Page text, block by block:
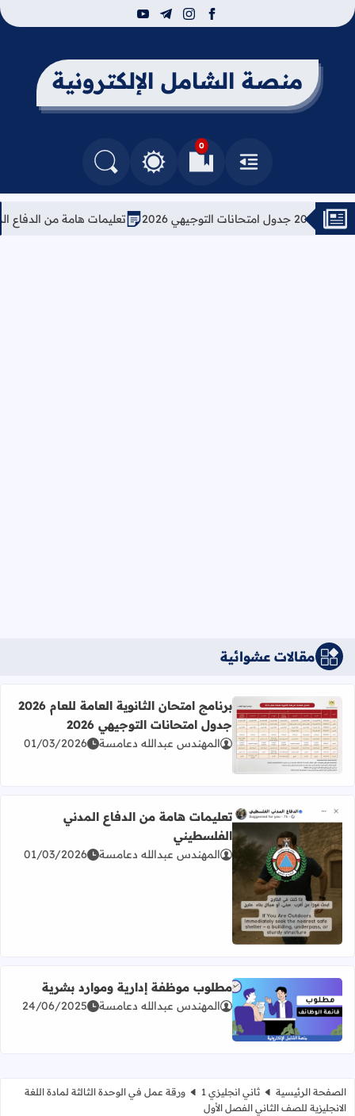
facebook
instagram
telegram
youtube
منصة الشامل الإلكترونية
القائمة
0
العلامات المرجعيةالتغيير بين الوضع النهاري والداكن
البحث في المدونة
تعليمات هامة من الدفاع المدني
مقالات عشوائية
اقرأ المزيد عن برنامج امتحان الثانوية العامة للعام 2026 جدول امتحانات التوجيهي 2026
برنامج امتحان الثانوية العامة للعام 2026
جدول امتحانات التوجيهي 2026
المهندس عبدالله دعامسة 01/03/2026
اقرأ المزيد عن تعليمات هامة من الدفاع المدني الفلسطيني
تعليمات هامة من الدفاع المدني
الفلسطيني
المهندس عبدالله دعامسة 01/03/2026
اقرأ المزيد عن مطلوب موظفة إدارية وموارد بشرية
مطلوب موظفة إدارية وموارد بشرية
المهندس عبدالله دعامسة 24/06/2025
الصفحة الرئيسية ثاني انجليزي 1
ورقة عمل في الوحدة الثالثة لمادة اللغة
الانجليزية للصف الثاني الفصل الأول